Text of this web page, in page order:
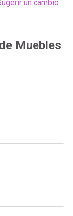
un cambio
Muebles